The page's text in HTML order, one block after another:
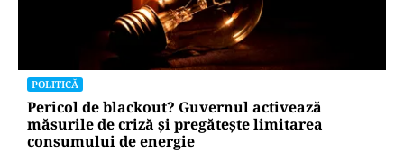
POLITICĂ
Pericol de blackout? Guvernul activează
măsurile de criză și pregătește limitarea
consumului de energie